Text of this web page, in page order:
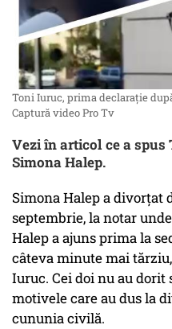
Toni Iuruc, prima declarație
Captură video Pro Tv
Vezi în articol ce a
Simona Halep.
Simona Halep a divorțat
septembrie, la notar
Halep a ajuns prima la
câteva minute mai
Iuruc. Cei doi nu au dorit
motivele care au dus la
cununia civilă.